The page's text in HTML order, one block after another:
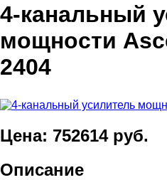
4-канальный
мощности
2404
Цена: 752614 руб.
Описание